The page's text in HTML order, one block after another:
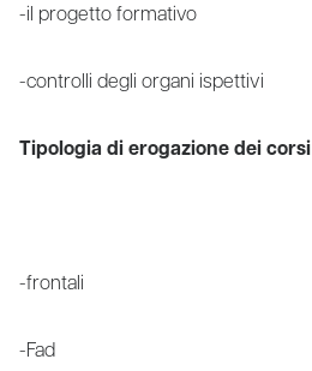
-il progetto formativo
-controlli degli organi ispettivi
Tipologia di erogazione dei corsi
-frontali
-Fad